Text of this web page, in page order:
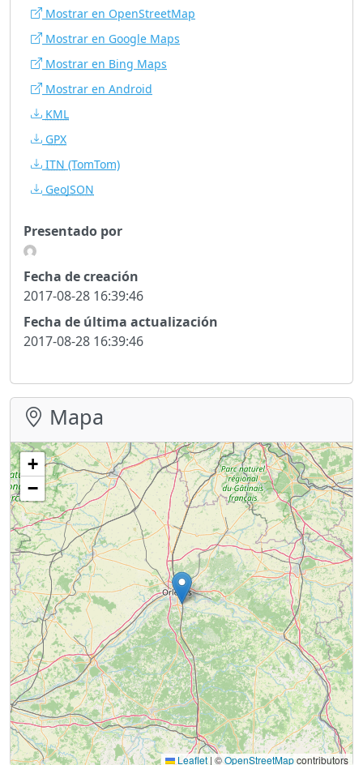
Mostrar en OpenStreetMap
Mostrar en Google Maps
Mostrar en Bing Maps
Mostrar en Android
KML
GPX
ITN (TomTom)
GeoJSON
Presentado por
Fecha de creación
2017-08-28 16:39:46
Fecha de última actualización
2017-08-28 16:39:46
Mapa
+
−
Leaflet | ©OpenStreetMapcontributors